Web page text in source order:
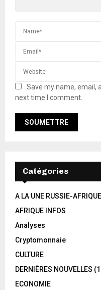
Save my name, email,
next time I comment.
Catégories
A LA UNE RUSSIE-AFRIQUE
AFRIQUE INFOS
Analyses
Cryptomonnaie
CULTURE
DERNIÈRES NOUVELLES
ECONOMIE